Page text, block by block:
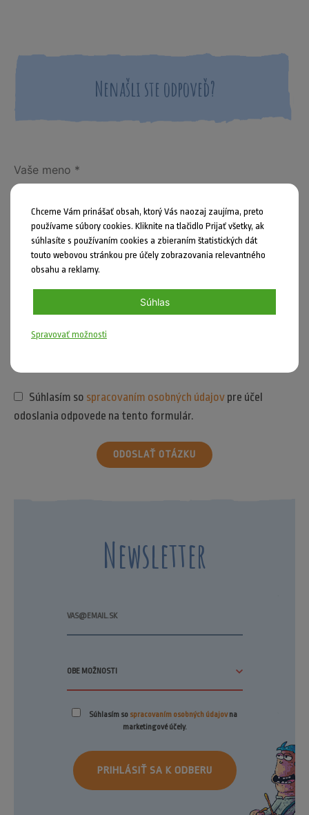
Nenašli ste odpoveď?
Súhlasím so spracovaním osobných údajov pre účel
odoslania odpovede na tento formulár.
ODOSLAŤ OTÁZKU
Newsletter
Súhlasím so spracovaním osobných údajovna
marketingové účely.
PRIHLÁSIŤ SA K ODBERU
Chceme Vám prinášať obsah, ktorý Vás naozaj zaujíma, preto
používame súbory cookies. Kliknite na tlačidlo Prijať všetky, ak
súhlasíte s používaním cookies a zbieraním štatistických dát
touto webovou stránkou pre účely zobrazovania relevantného
obsahu a reklamy.
Súhlas
Spravovať možnosti